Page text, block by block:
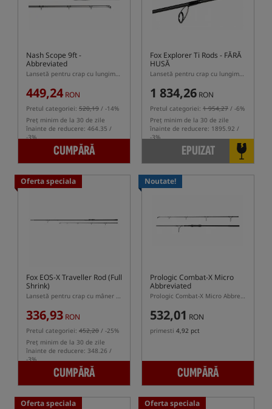
Nash Scope 9ft -
Abbreviated
Lansetă pentru crap cu lungimea de 9ft și mâner telescopic
449,24 RON
Pretul categoriei: 520,19 / -14%
Preț minim de la 30 de zile
înainte de reducere: 464.35 /
-3%
CUMPĂRĂ
Fox Explorer Ti Rods - FĂRĂ
HUSĂ
Lansetă pentru crap cu lungime reglabilă
1 834,26 RON
Pretul categoriei: 1 954,27 / -6%
Preț minim de la 30 de zile
înainte de reducere: 1895.92 /
-3%
EPUIZAT
Oferta speciala
Fox EOS-X Traveller Rod (Full
Shrink)
Lansetă pentru crap cu mâner telescopic
336,93 RON
Pretul categoriei: 452,20 / -25%
Preț minim de la 30 de zile
înainte de reducere: 348.26 /
-3%
CUMPĂRĂ
Noutate!
Prologic Combat-X Micro
Abbreviated
Prologic Combat-X Micro Abbreviated – lansetă compactă pentru crap cu mâner rabatabil
532,01 RON
primesti 4,92 pct
CUMPĂRĂ
Oferta speciala Oferta speciala